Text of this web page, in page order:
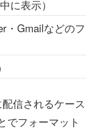
に表示）
・Gmailなどのフ
信されるケース
でフォーマット